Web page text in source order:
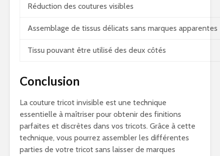
Réduction des coutures visibles
Assemblage de tissus délicats sans marques apparentes
Tissu pouvant être utilisé des deux côtés
Conclusion
La couture tricot invisible est une technique
essentielle à maîtriser pour obtenir des finitions
parfaites et discrètes dans vos tricots. Grâce à cette
technique, vous pourrez assembler les différentes
parties de votre tricot sans laisser de marques